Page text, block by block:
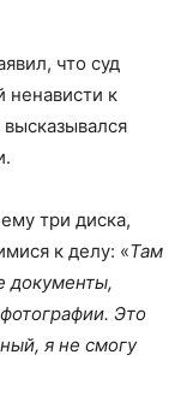
что суд
ненависти к
три диска,
к делу: «Там
документы,
Это
я не смогу